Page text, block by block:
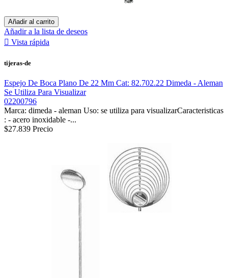
Añadir al carrito
Añadir a la lista de deseos
 Vista rápida
tijeras-de
Espejo De Boca Plano De 22 Mm Cat: 82.702.22 Dimeda - Aleman
Se Utiliza Para Visualizar
02200796
Marca: dimeda - aleman Uso: se utiliza para visualizarCaracteristicas
: - acero inoxidable -...
$27.839 Precio